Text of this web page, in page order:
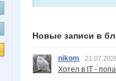
Новые записи в
nikom
Хотел в IT -